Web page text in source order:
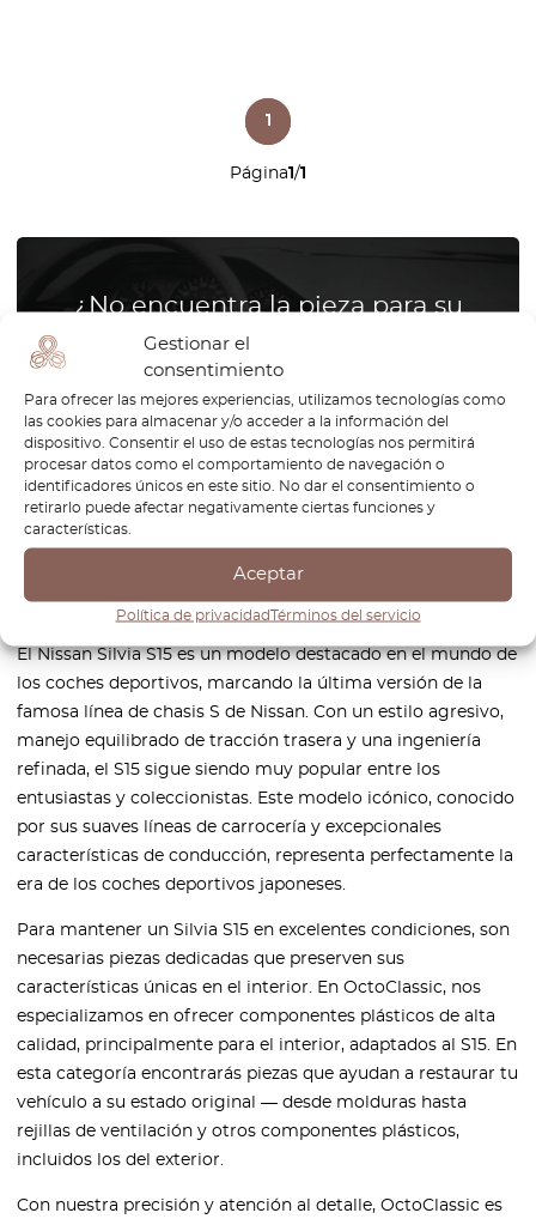
Gestionar el
consentimiento
Para ofrecer las mejores experiencias, utilizamos tecnologías como
las cookies para almacenar y/o acceder a la información del
dispositivo. Consentir el uso de estas tecnologías nos permitirá
procesar datos como el comportamiento de navegación o
identificadores únicos en este sitio. No dar el consentimiento o
retirarlo puede afectar negativamente ciertas funciones y
características.
Aceptar
Política de privacidadTérminos del servicio
Página1/1
1
¿No encuentra la pieza para su
coche? Compruebe las piezas
bajo demanda.
Reproducimos piezas para todas las
marcas de coches
El Nissan Silvia S15 es un modelo destacado en el mundo de
los coches deportivos, marcando la última versión de la
famosa línea de chasis S de Nissan. Con un estilo agresivo,
manejo equilibrado de tracción trasera y una ingeniería
refinada, el S15 sigue siendo muy popular entre los
entusiastas y coleccionistas. Este modelo icónico, conocido
por sus suaves líneas de carrocería y excepcionales
características de conducción, representa perfectamente la
era de los coches deportivos japoneses.
Para mantener un Silvia S15 en excelentes condiciones, son
necesarias piezas dedicadas que preserven sus
características únicas en el interior. En OctoClassic, nos
especializamos en ofrecer componentes plásticos de alta
calidad, principalmente para el interior, adaptados al S15. En
esta categoría encontrarás piezas que ayudan a restaurar tu
vehículo a su estado original — desde molduras hasta
rejillas de ventilación y otros componentes plásticos,
incluidos los del exterior.
Con nuestra precisión y atención al detalle, OctoClassic es